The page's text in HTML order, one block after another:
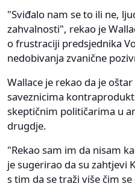
"Sviđalo nam se to ili ne,
zahvalnosti", rekao je
o frustraciji predsjednika
nedobivanja zvanične
Wallace je rekao da je
saveznicima
skeptičnim političarima u
drugdje.
"Rekao sam im da nisam
je sugerirao da su zahtjevi
s tim da se traži više čim